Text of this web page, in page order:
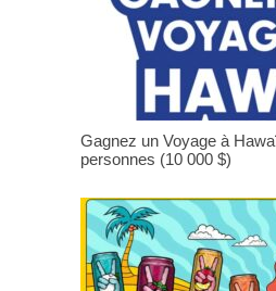
Gagnez un Voyage à
personnes (10 000 $)